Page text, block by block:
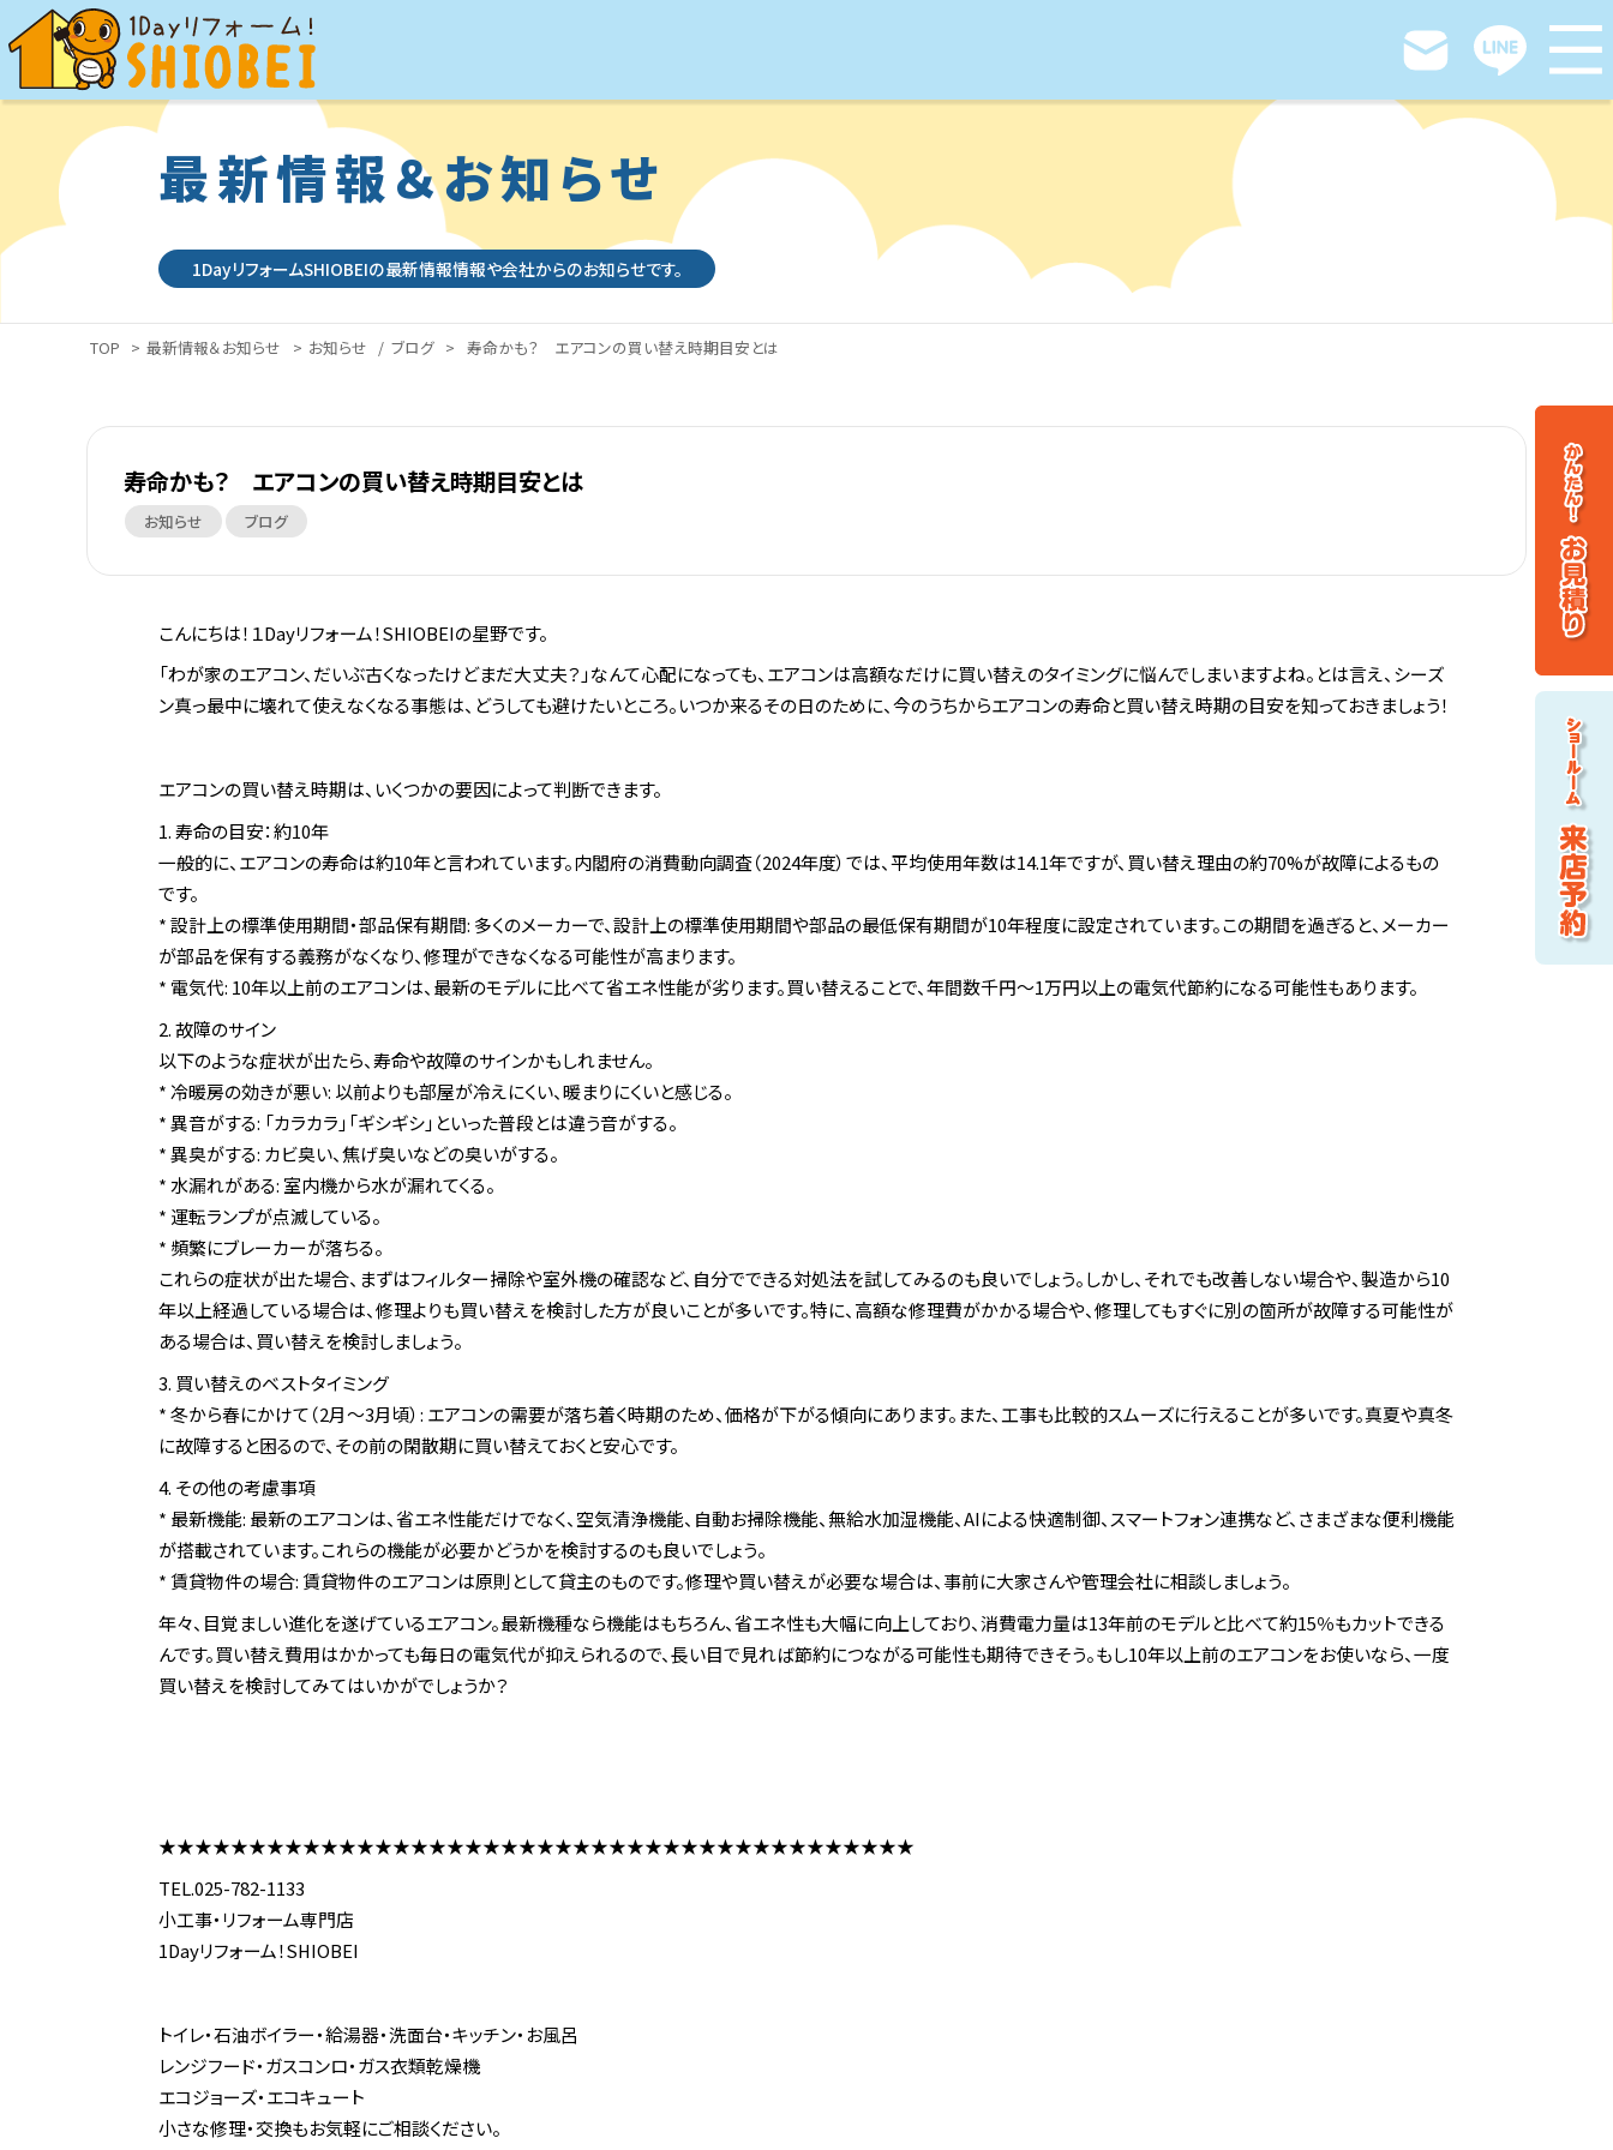
最新情報＆お知らせ
1DayリフォームSHIOBEIの最新情報情報や会社からのお知らせです。
TOP > 最新情報＆お知らせ > お知らせ / ブログ > 寿命かも？ エアコンの買い替え時期目安とは
寿命かも？ エアコンの買い替え時期目安とは
お知らせ ブログ
こんにちは！１Dayリフォーム！SHIOBEIの星野です。
「わが家のエアコン、だいぶ古くなったけどまだ大丈夫？」なんて心配になっても、エアコンは高額なだけに買い替えのタイミングに悩んでしまいますよね。とは言え、シーズ
ン真っ最中に壊れて使えなくなる事態は、どうしても避けたいところ。いつか来るその日のために、今のうちからエアコンの寿命と買い替え時期の目安を知っておきましょう！
エアコンの買い替え時期は、いくつかの要因によって判断できます。
1. 寿命の目安：約10年
一般的に、エアコンの寿命は約10年と言われています。内閣府の消費動向調査（2024年度）では、平均使用年数は14.1年ですが、買い替え理由の約70%が故障によるもの
です。
* 設計上の標準使用期間・部品保有期間: 多くのメーカーで、設計上の標準使用期間や部品の最低保有期間が10年程度に設定されています。この期間を過ぎると、メーカー
が部品を保有する義務がなくなり、修理ができなくなる可能性が高まります。
* 電気代: 10年以上前のエアコンは、最新のモデルに比べて省エネ性能が劣ります。買い替えることで、年間数千円〜1万円以上の電気代節約になる可能性もあります。
2. 故障のサイン
以下のような症状が出たら、寿命や故障のサインかもしれません。
* 冷暖房の効きが悪い: 以前よりも部屋が冷えにくい、暖まりにくいと感じる。
* 異音がする: 「カラカラ」「ギシギシ」といった普段とは違う音がする。
* 異臭がする: カビ臭い、焦げ臭いなどの臭いがする。
* 水漏れがある: 室内機から水が漏れてくる。
* 運転ランプが点滅している。
* 頻繁にブレーカーが落ちる。
これらの症状が出た場合、まずはフィルター掃除や室外機の確認など、自分でできる対処法を試してみるのも良いでしょう。しかし、それでも改善しない場合や、製造から10
年以上経過している場合は、修理よりも買い替えを検討した方が良いことが多いです。特に、高額な修理費がかかる場合や、修理してもすぐに別の箇所が故障する可能性が
ある場合は、買い替えを検討しましょう。
3. 買い替えのベストタイミング
* 冬から春にかけて（2月〜3月頃）: エアコンの需要が落ち着く時期のため、価格が下がる傾向にあります。また、工事も比較的スムーズに行えることが多いです。真夏や真冬
に故障すると困るので、その前の閑散期に買い替えておくと安心です。
4. その他の考慮事項
* 最新機能: 最新のエアコンは、省エネ性能だけでなく、空気清浄機能、自動お掃除機能、無給水加湿機能、AIによる快適制御、スマートフォン連携など、さまざまな便利機能
が搭載されています。これらの機能が必要かどうかを検討するのも良いでしょう。
* 賃貸物件の場合: 賃貸物件のエアコンは原則として貸主のものです。修理や買い替えが必要な場合は、事前に大家さんや管理会社に相談しましょう。
年々、目覚ましい進化を遂げているエアコン。最新機種なら機能はもちろん、省エネ性も大幅に向上しており、消費電力量は13年前のモデルと比べて約15％もカットできる
んです。買い替え費用はかかっても毎日の電気代が抑えられるので、長い目で見れば節約につながる可能性も期待できそう。もし10年以上前のエアコンをお使いなら、一度
買い替えを検討してみてはいかがでしょうか？
★★★★★★★★★★★★★★★★★★★★★★★★★★★★★★★★★★★★★★★★★★
TEL.025-782-1133
小工事・リフォーム専門店
1Dayリフォーム！SHIOBEI
トイレ・石油ボイラー・給湯器・洗面台・キッチン・お風呂
レンジフード・ガスコンロ・ガス衣類乾燥機
エコジョーズ・エコキュート
小さな修理・交換もお気軽にご相談ください。